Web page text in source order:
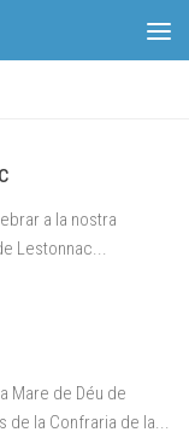
a la nostra
Lestonnac...
Mare de Déu de
de la Confraria de la...